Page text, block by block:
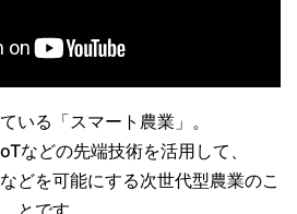
いる「スマート農業」。
などの先端技術を活用して、
どを可能にする次世代型農業のこ
とです。